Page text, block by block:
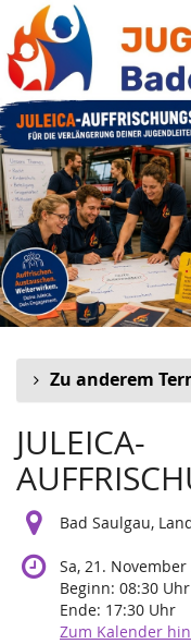
Zum
Haupt-
Inhalt
springen
JULEICA-
Zu anderem
JULEICA-
Bad Saulgau,
Sa, 21. November
Beginn: 08:30 Uhr
Ende: 17:30 Uhr
Zum Kalender